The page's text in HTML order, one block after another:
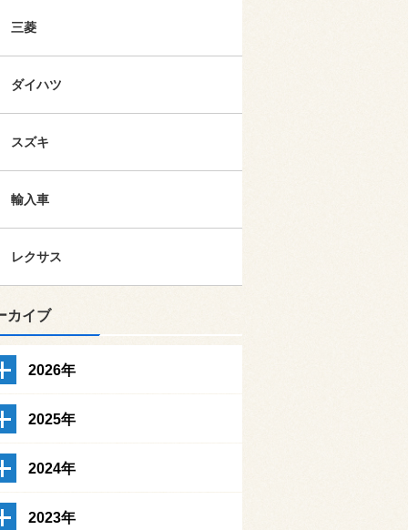
三菱
ダイハツ
スズキ
輸入車
レクサス
カイブ
2026年
2025年
2024年
2023年